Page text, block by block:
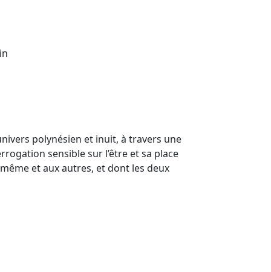
polynésien et inuit, à travers une
sensible sur l’être et sa place
et aux autres, et dont les deux